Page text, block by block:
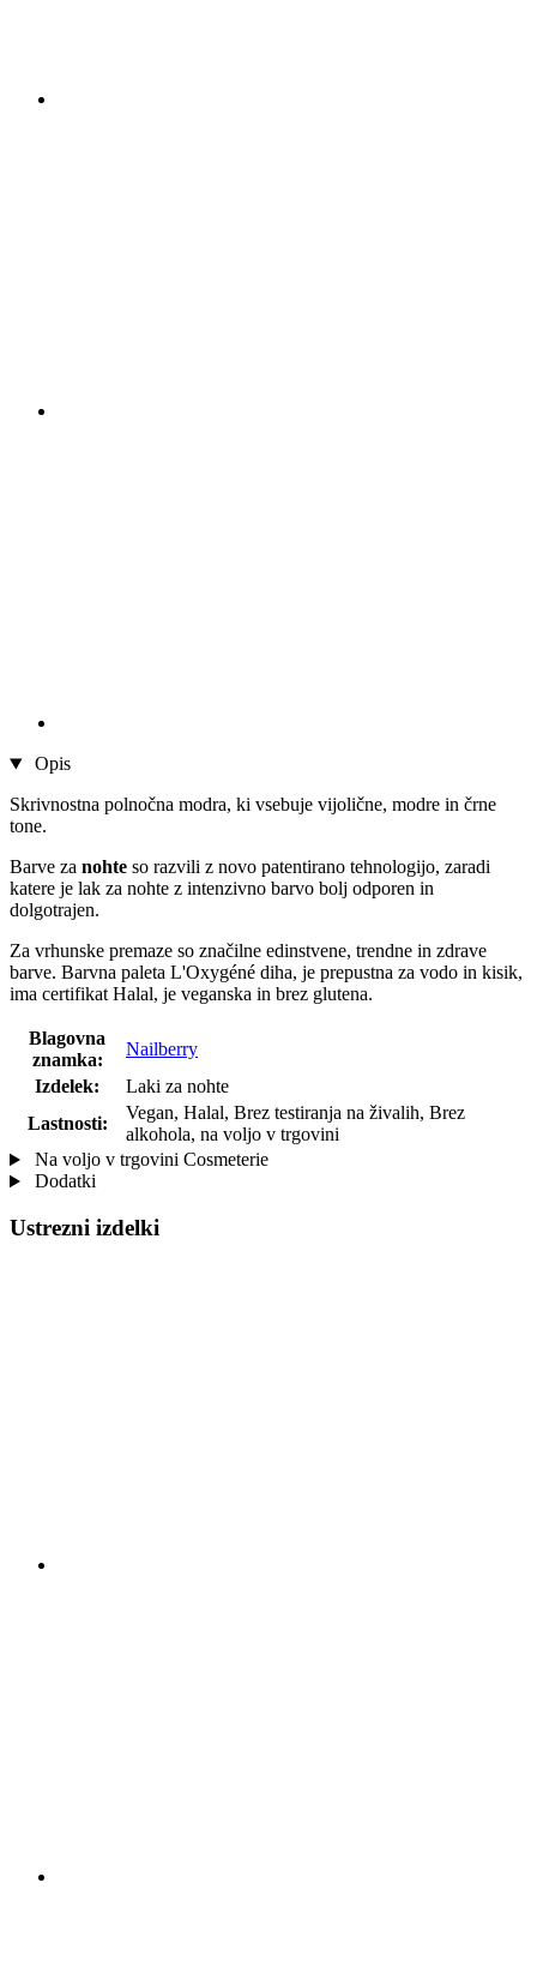
Opis
Skrivnostna polnočna modra, ki vsebuje vijolične, modre in črne
tone.
Barve za nohte so razvili z novo patentirano tehnologijo, zaradi
katere je lak za nohte z intenzivno barvo bolj odporen in
dolgotrajen.
Za vrhunske premaze so značilne edinstvene, trendne in zdrave
barve. Barvna paleta L'Oxygéné diha, je prepustna za vodo in kisik,
ima certifikat Halal, je veganska in brez glutena.
Blagovna
znamka:
Nailberry
Izdelek:
Laki za nohte
Lastnosti:
Vegan, Halal, Brez testiranja na živalih, Brez
alkohola, na voljo v trgovini
Na voljo v trgovini Cosmeterie
Dodatki
Ustrezni izdelki